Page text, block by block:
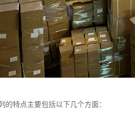
的特点主要包括以下几个方面：